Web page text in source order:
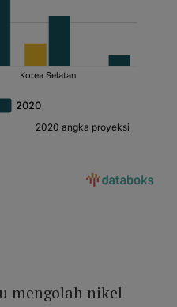
mengolah nikel